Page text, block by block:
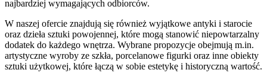
najbardziej wymagających odbiorców.
W naszej ofercie znajdują się również wyjątkowe antyki i starocie
oraz dzieła sztuki powojennej, które mogą stanowić niepowtarzalny
dodatek do każdego wnętrza. Wybrane propozycje obejmują m.in.
artystyczne wyroby ze szkła, porcelanowe figurki oraz inne obiekty
sztuki użytkowej, które łączą w sobie estetykę i historyczną wartość.